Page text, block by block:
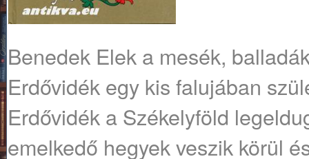
Benedek Elek a mesék,
Erdővidék egy kis falujában
Erdővidék a Székelyföld
emelkedő hegyek veszik körül